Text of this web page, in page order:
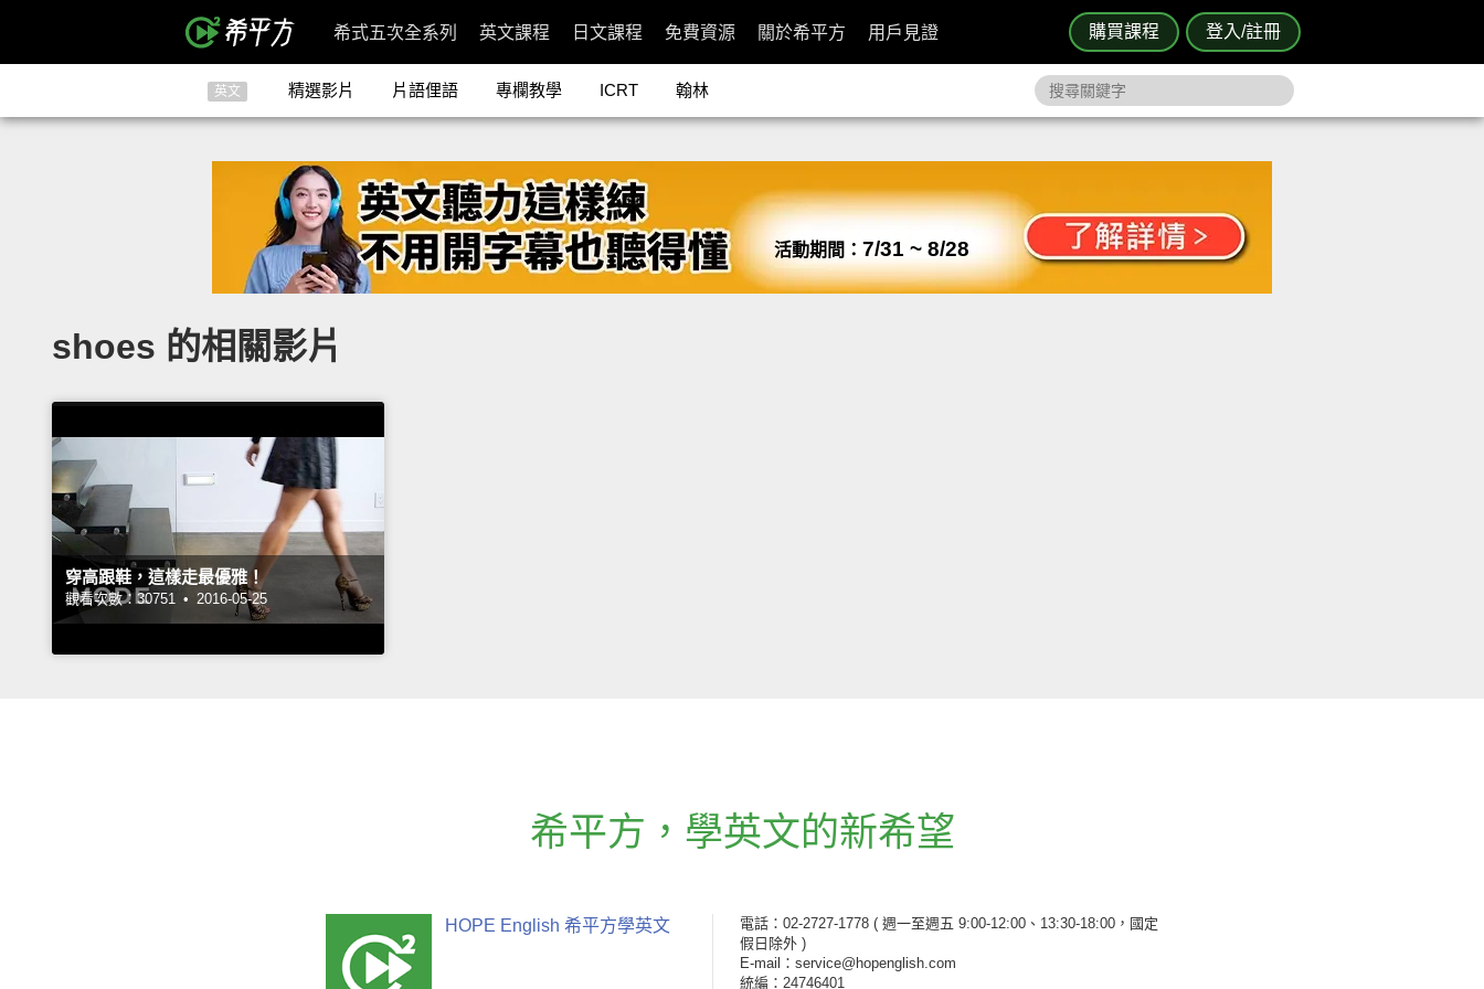
購買課程 登入/註冊
希式五次全系列 英文課程 日文課程 免費資源 關於希平方 用戶見證
英文 精選影片 片語俚語 專欄教學 ICRT 翰林
活動期間： 7/31 ~ 8/28
shoes 的相關影片
穿高跟鞋，這樣走最優雅！
觀看次數：30751 • 2016-05-25
希平方 ， 學英文的新希望
HOPE English 希平方學英文 電話：02-2727-1778 ( 週一至週五 9:00-12:00、13:30-18:00，國定
假日除外 )
E-mail：service@hopenglish.com
統編：24746401